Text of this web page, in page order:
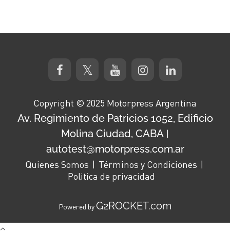
Copyright © 2025 Motorpress Argentina
Av. Regimiento de Patricios 1052, Edificio
Molina Ciudad, CABA |
autotest@motorpress.com.ar
Quienes Somos
Términos y Condiciones
Politica de privacidad
Powered byG2ROCKET.com